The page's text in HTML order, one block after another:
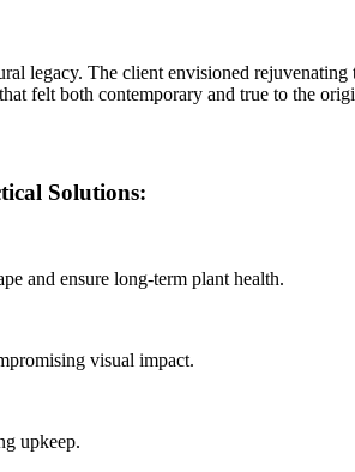
legacy. The client envisioned
felt both contemporary and true to the
Solutions:
and ensure long-term plant health.
visual impact.
upkeep.